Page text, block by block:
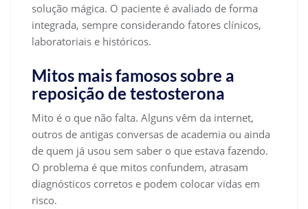
solução mágica. O paciente é avaliado de forma
integrada, sempre considerando fatores clínicos,
laboratoriais e históricos.
Mitos mais famosos sobre a
reposição de testosterona
Mito é o que não falta. Alguns vêm da internet,
outros de antigas conversas de academia ou ainda
de quem já usou sem saber o que estava fazendo.
O problema é que mitos confundem, atrasam
diagnósticos corretos e podem colocar vidas em
risco.